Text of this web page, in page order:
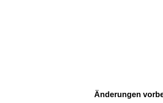
Änderungen